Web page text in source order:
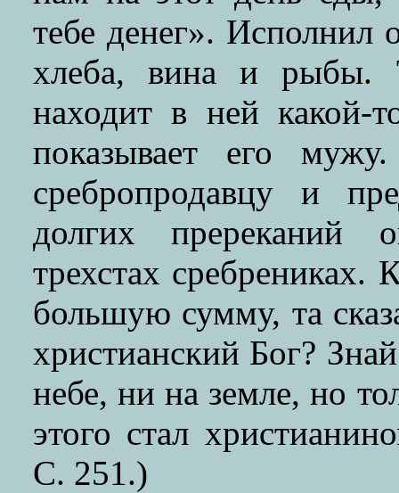
тебе денег».
хлеба, вина и рыбы.
находит в ней какой-
показывает его
сребропродавцу и
долгих пререканий
трехстах сребрениках.
большую сумму, та
христианский Бог?
небе, ни на земле, но
этого стал
С. 251.)